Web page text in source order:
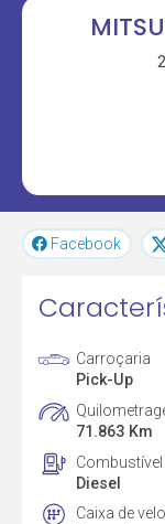
Facebook
Carroçaria
Pick-Up
71.863 Km
Combustível
Diesel
Caixa de